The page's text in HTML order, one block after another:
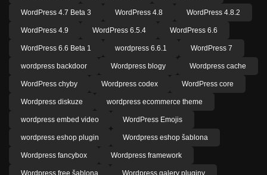
WordPress 4.7 Beta 3 WordPress 4.8 WordPress 4.8.2
WordPress 4.9 WordPress 6.5.4 WordPress 6.6
WordPress 6.6 Beta 1 wordpress 6.6.1 WordPress 7
wordpress backdoor Wordpress blogy Wordpress cache
WordPress chyby Wordpress codex WordPress core
Wordpress diskuze wordpress ecommerce theme
wordpress embed video WordPress Emojis
wordpress eshop plugin Wordpress eshop šablona
Wordpress fancybox Wordpress framework